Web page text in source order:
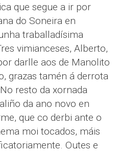
que segue a ir por
do Soneira en
traballadísima
vimianceses, Alberto,
darlle aos de Manolito
grazas tamén á derrota
resto da xornada
da ano novo en
que co derbi ante o
moi tocados, máis
Outes e